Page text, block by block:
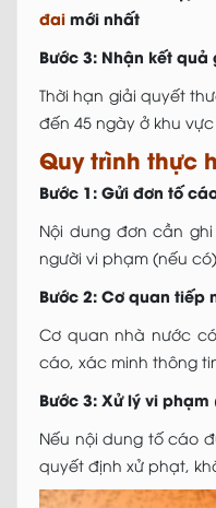
đaimới nhất
Bước 3: Nhận kết
Thời hạn giải quyết
đến 45 ngày ở khu
Quy trình thực
Bước 1: Gửi đơn tố
Nội dung đơn cần
người vi phạm (nếu
Bước 2: Cơ quan tiếp
Cơ quan nhà nước
cáo, xác minh thông
Bước 3: Xử lý vi
Nếu nội dung tố cáo
quyết định xử phạt,